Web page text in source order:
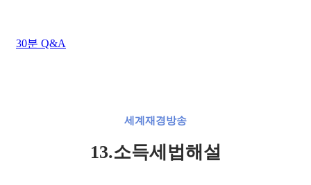
30분 Q&A
세계재경방송
13.소득세법해설